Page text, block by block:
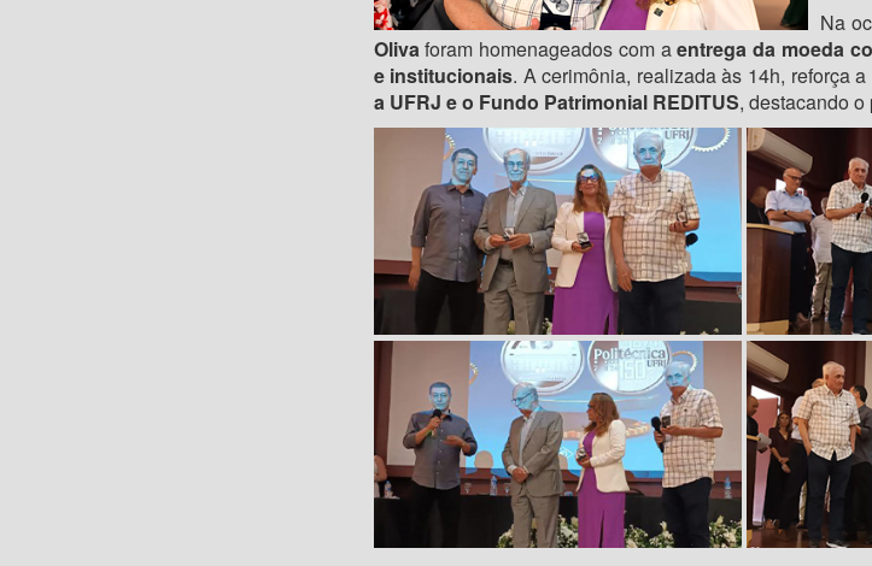
Na
Olivaforam homenageados com aentrega da moeda
e institucionais. A cerimônia, realizada às 14h, reforça a
a UFRJ e o Fundo Patrimonial REDITUS, destacando o